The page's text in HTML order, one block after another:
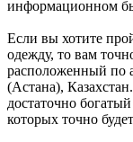
информационном
Если вы хотите
одежду, то вам
расположенный по
(Астана),
достаточно
которых точно